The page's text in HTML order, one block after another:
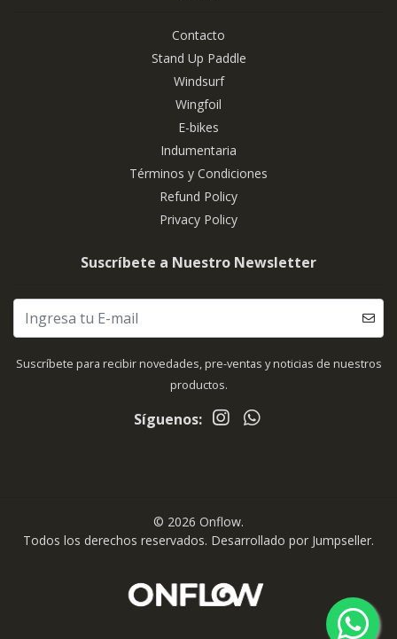
Contacto
Stand Up Paddle
Windsurf
Wingfoil
E-bikes
Indumentaria
Términos y Condiciones
Refund Policy
Privacy Policy
Suscríbete a Nuestro Newsletter
Suscríbete para recibir novedades, pre-ventas y noticias de nuestros
productos.
Síguenos:
© 2026 Onflow.
Todos los derechos reservados. Desarrollado por Jumpseller.